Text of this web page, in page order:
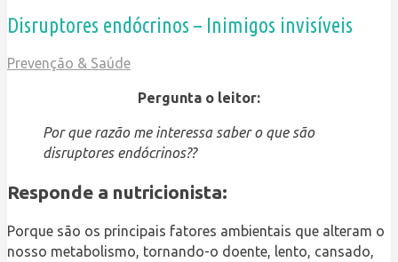
Disruptores endócrinos – Inimigos invisíveis
Prevenção & Saúde
Pergunta o leitor:
Por que razão me interessa saber o que são
disruptores endócrinos??
Responde a nutricionista:
Porque são os principais fatores ambientais que alteram o
nosso metabolismo, tornando-o doente, lento, cansado,